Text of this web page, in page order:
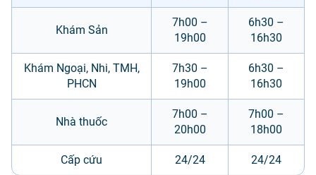
Khám Sản
7h00 –
19h00
6h30 –
16h30
Khám Ngoại, Nhi, TMH,
PHCN
7h30 –
19h00
6h30 –
16h30
Nhà thuốc
7h00 –
20h00
7h00 –
18h00
Cấp cứu 24/24 24/24